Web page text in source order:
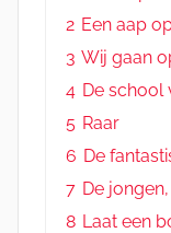
2 Een aap
3 Wij gaan
4 De school
5 Raar
6 De
7 De
8 Laat een